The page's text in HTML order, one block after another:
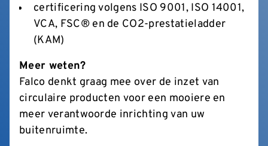
certificering volgens ISO 9001, ISO 14001,
VCA, FSC® en de CO2-prestatieladder
(KAM)
Meer weten?
Falco denkt graag mee over de inzet van
circulaire producten voor een mooiere en
meer verantwoorde inrichting van uw
buitenruimte.